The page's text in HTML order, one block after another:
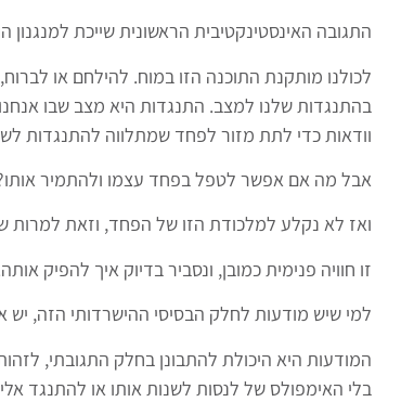
התגובה האינסטינקטיבית הראשונית שייכת למנגנון
לכולנו מותקנת התוכנה הזו במוח. להילחם או
בהתנגדות שלנו למצב. התנגדות היא מצב שבו
וודאות כדי לתת מזור לפחד שמתלווה להתנגדות
אבל מה אם אפשר לטפל בפחד עצמו ולהתמיר
ואז לא נקלע למלכודת הזו של הפחד, וזאת למרות
זו חוויה פנימית כמובן, ונסביר בדיוק איך להפיק
למי שיש מודעות לחלק הבסיסי ההישרדותי הזה,
המודעות היא היכולת להתבונן בחלק התגובתי,
בלי האימפולס של לנסות לשנות אותו או להתנגד